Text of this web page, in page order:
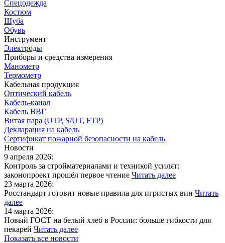
Спецодежда
Костюм
Шуба
Обувь
Инструмент
Электроды
Приборы и средства измерения
Манометр
Термометр
Кабельная продукция
Оптический кабель
Кабель-канал
Кабель ВВГ
Витая пара (UTP, S/UT, FTP)
Декларация на кабель
Сертификат пожарной безопасности на кабель
Новости
9 апреля 2026:
Контроль за стройматериалами и техникой усилят:
законопроект прошёл первое чтение Читать далее
23 марта 2026:
Росстандарт готовит новые правила для игристых вин Читать
далее
14 марта 2026:
Новый ГОСТ на белый хлеб в России: больше гибкости для
пекарей Читать далее
Показать все новости